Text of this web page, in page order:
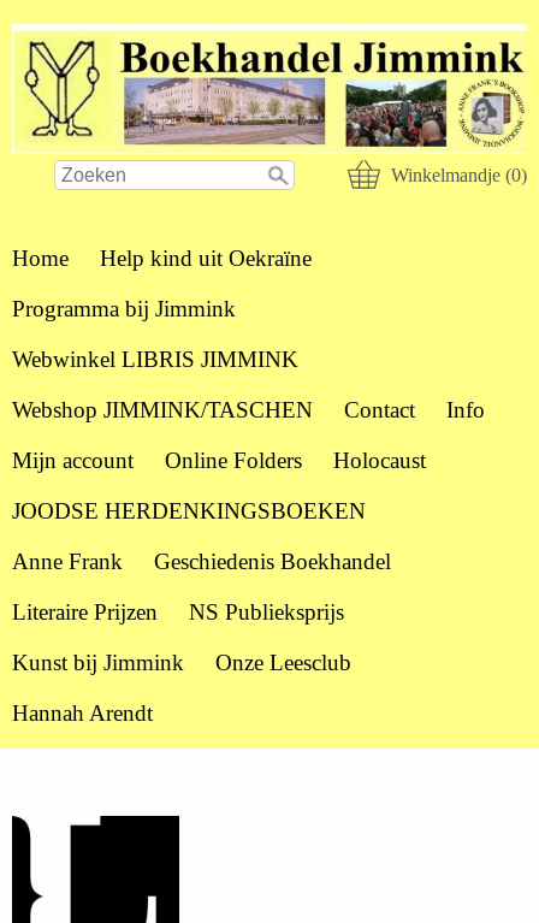
Winkelmandje (0)
Home
Help kind uit Oekraïne
Programma bij Jimmink
Webwinkel LIBRIS JIMMINK
Webshop JIMMINK/TASCHEN
Contact
Info
Mijn account
Online Folders
Holocaust
JOODSE HERDENKINGSBOEKEN
Anne Frank
Geschiedenis Boekhandel
Literaire Prijzen
NS Publieksprijs
Kunst bij Jimmink
Onze Leesclub
Hannah Arendt